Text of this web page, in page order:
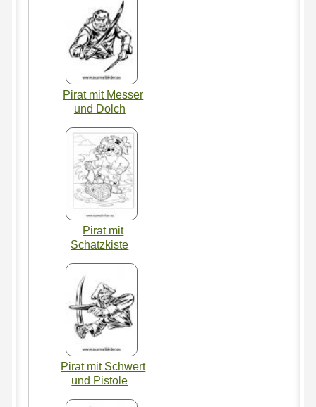
Pirat mit Messer
und Dolch
Pirat mit
Schatzkiste
Pirat mit Schwert
und Pistole